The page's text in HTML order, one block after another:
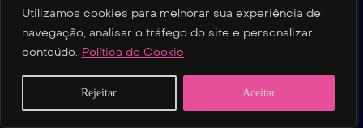
Utilizamos cookies para melhorar sua experiência de
navegação, analisar o tráfego do site e personalizar
conteúdo. Política de Cookie
Rejeitar Aceitar
Buscar Filmes